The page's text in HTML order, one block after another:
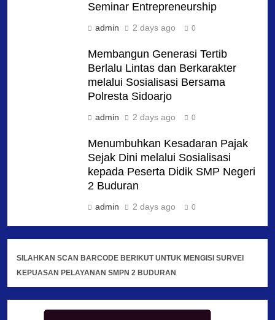
Seminar Entrepreneurship
admin 2 days ago 0
Membangun Generasi Tertib
Berlalu Lintas dan Berkarakter
melalui Sosialisasi Bersama
Polresta Sidoarjo
admin 2 days ago 0
Menumbuhkan Kesadaran Pajak
Sejak Dini melalui Sosialisasi
kepada Peserta Didik SMP Negeri
2 Buduran
admin 2 days ago 0
SILAHKAN SCAN BARCODE BERIKUT UNTUK MENGISI SURVEI
KEPUASAN PELAYANAN SMPN 2 BUDURAN